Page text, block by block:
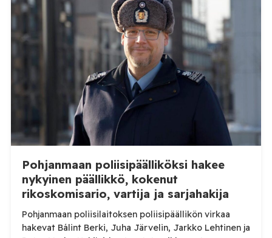
myöntämisestä pidättäytymistä noin 20
luonnonmarja-alalla toimivan työnantajan kohdalla.
Tilaa Posi TV – tuellasi riippumaton suomalainen
uutisointi jatkuu myös tulevaisuudessa. Yhdelletoista
työnantajalle on lähetetty […]
Pohjanmaan poliisipäälliköksi hakee
nykyinen päällikkö, kokenut
rikoskomisario, vartija ja sarjahakija
Pohjanmaan poliisilaitoksen poliisipäällikön virkaa
hakevat Bálint Berki, Juha Järvelin, Jarkko Lehtinen ja